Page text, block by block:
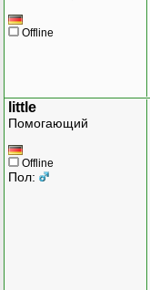
Offline
little
Помогающий
Offline
Пол: